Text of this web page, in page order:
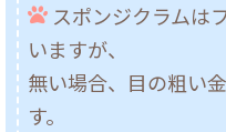
スポンジクラムは
いますが、
無い場合、目の粗い
す。